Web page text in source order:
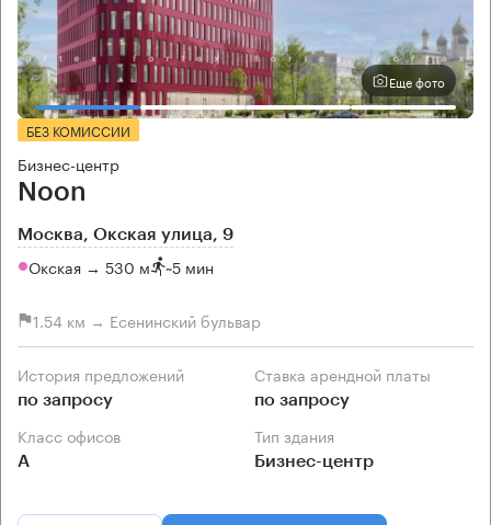
Еще фото
БЕЗ КОМИССИИ
Бизнес-центр
Noon
Москва, Окская улица, 9
Окская → 530 м ~5 мин
1.54 км → Есенинский бульвар
История предложений
по запросу
Ставка арендной платы
по запросу
Класс офисов
А
Тип здания
Бизнес-центр